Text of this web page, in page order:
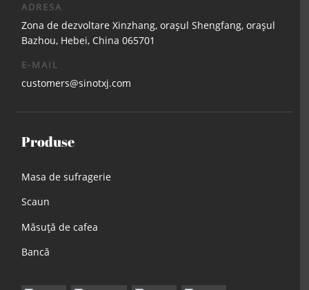
ADRESA
Zona de dezvoltare Xinzhang, orașul Shengfang, orașul
Bazhou, Hebei, China 065701
E-MAIL
customers@sinotxj.com
Produse
Masa de sufragerie
Scaun
Măsuţă de cafea
Bancă